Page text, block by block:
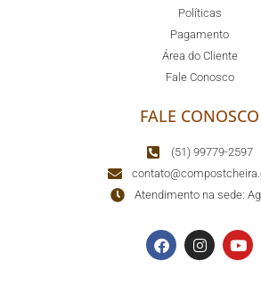
Políticas
Pagamento
Área do Cliente
Fale Conosco
FALE CONOSCO
(51) 99779-2597
Atendimento na sede: